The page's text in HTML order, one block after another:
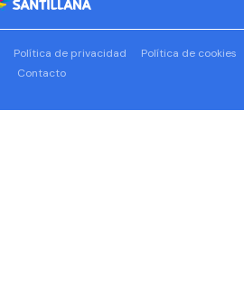
Política de privacidad
Política de cookies
Contacto